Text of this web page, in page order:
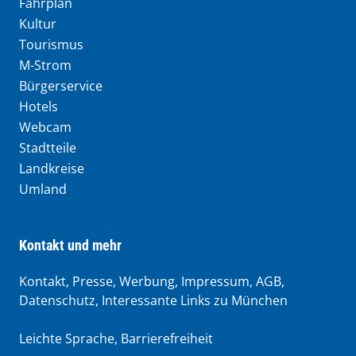
Kultur
Tourismus
M-Strom
Bürgerservice
Hotels
Webcam
Stadtteile
Landkreise
Umland
Kontakt und mehr
Kontakt, Presse, Werbung, Impressum, AGB,
Datenschutz, Interessante Links zu München
Leichte Sprache, Barrierefreiheit